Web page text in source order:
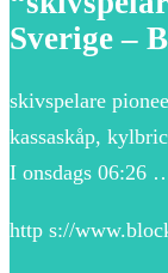
Sverige –
skivspelare
kassaskåp,
I onsdags 06:26
http s://